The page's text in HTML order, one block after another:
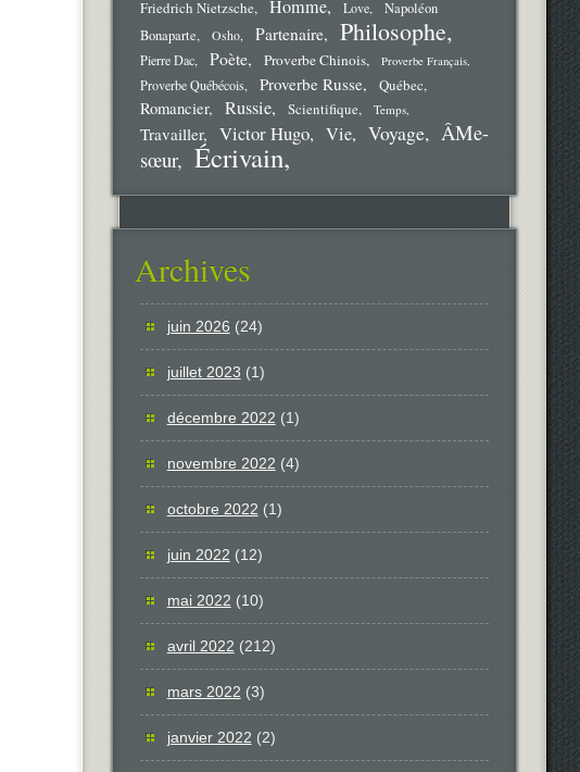
Friedrich Nietzsche Homme Love
Napoléon
Bonaparte
Osho Partenaire Philosophe
Pierre Dac Poète Proverbe Chinois Proverbe Français
Proverbe Québécois Proverbe Russe Québec
Romancier Russie Scientifique Temps
Travailler Victor Hugo Vie Voyage
ÂMe-
sœur
Écrivain
Archives
juin 2026 (24)
juillet 2023 (1)
décembre 2022 (1)
novembre 2022 (4)
octobre 2022 (1)
juin 2022 (12)
mai 2022 (10)
avril 2022 (212)
mars 2022 (3)
janvier 2022 (2)